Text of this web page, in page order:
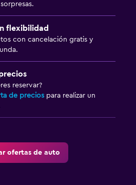
flexibilidad
con cancelación gratis y
reservar?
de precios para realizar un
ofertas de auto